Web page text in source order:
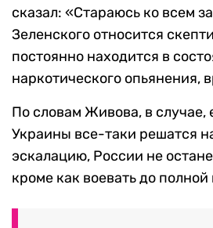
сказал: «Стараюсь ко всем
Зеленского относится
постоянно находится в
наркотического опьянения,
По словам Живова, в случае,
Украины все-таки решатся
эскалацию, России не
кроме как воевать до